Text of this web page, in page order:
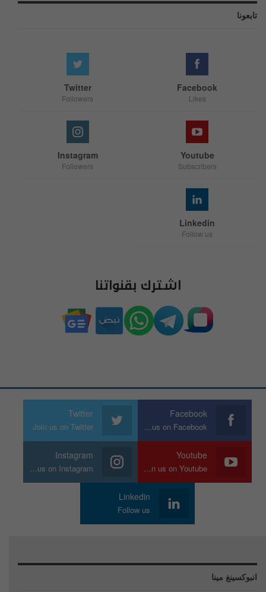
تابعونا
Facebook
Likes
Twitter
Followers
Youtube
Subscribers
Instagram
Followers
Linkedin
Follow us
اشترك بقنواتنا
Facebook
Join us on Facebook
Twitter
Join us on Twitter
Youtube
Join us on Youtube
Instagram
Join us on Instagram
Linkedin
Follow us
انبوكسينغ مينا